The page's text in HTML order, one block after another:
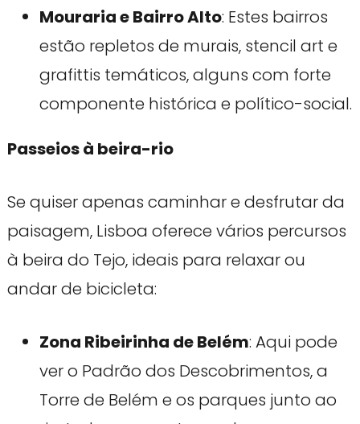
Mouraria e Bairro Alto: Estes bairros
estão repletos de murais, stencil art e
grafittis temáticos, alguns com forte
componente histórica e político-social.
Passeios à beira-rio
Se quiser apenas caminhar e desfrutar da
paisagem, Lisboa oferece vários percursos
à beira do Tejo, ideais para relaxar ou
andar de bicicleta:
Zona Ribeirinha de Belém: Aqui pode
ver o Padrão dos Descobrimentos, a
Torre de Belém e os parques junto ao